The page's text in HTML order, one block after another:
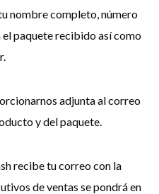
nombre completo, número
paquete recibido así como
adjunta al correo
y del paquete.
recibe tu correo con la
de ventas se pondrá en